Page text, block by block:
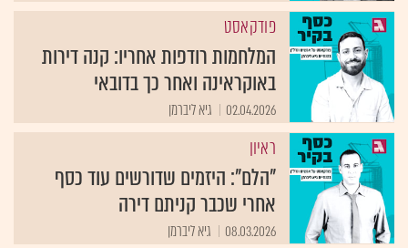
פודקאסט
המלחמות רודפות אחריו: קנה דירות
באוקראינה ואחר כך בדובאי
02.04.2026 גיא ליברמן
ראיון
"הלם": היזמים שדורשים עוד כסף
אחרי שכבר קניתם דירה
08.03.2026 גיא ליברמן